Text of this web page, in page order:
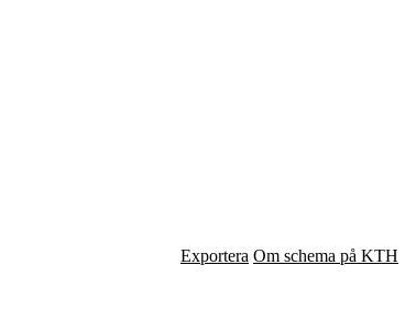
Exportera Om schema på KTH